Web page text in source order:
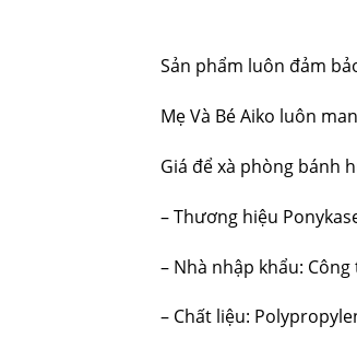
Sản phẩm luôn đảm
Mẹ Và Bé Aiko luôn
Giá để xà phòng bánh
– Thương hiệu
– Nhà nhập khẩu:
– Chất liệu: